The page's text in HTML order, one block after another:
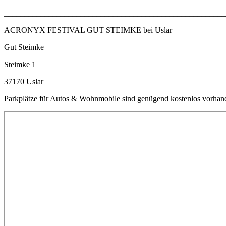
ACRONYX FESTIVAL GUT STEIMKE bei Uslar
Gut Steimke
Steimke 1
37170 Uslar
Parkplätze für Autos & Wohnmobile sind genügend kostenlos